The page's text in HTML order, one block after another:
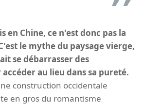
en Chine, ce n'est donc pas la
le mythe du paysage vierge,
se débarrasser des
au lieu dans sa pureté.
construction occidentale
en gros du romantisme